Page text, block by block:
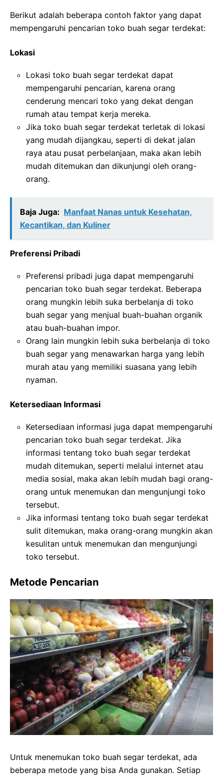
Berikut adalah beberapa contoh faktor yang dapat
mempengaruhi pencarian toko buah segar terdekat:
Lokasi
Lokasi toko buah segar terdekat dapat
mempengaruhi pencarian, karena orang
cenderung mencari toko yang dekat dengan
rumah atau tempat kerja mereka.
Jika toko buah segar terdekat terletak di lokasi
yang mudah dijangkau, seperti di dekat jalan
raya atau pusat perbelanjaan, maka akan lebih
mudah ditemukan dan dikunjungi oleh orang-
orang.
Baja Juga: Manfaat Nanas untuk Kesehatan,
Kecantikan, dan Kuliner
Preferensi Pribadi
Preferensi pribadi juga dapat mempengaruhi
pencarian toko buah segar terdekat. Beberapa
orang mungkin lebih suka berbelanja di toko
buah segar yang menjual buah-buahan organik
atau buah-buahan impor.
Orang lain mungkin lebih suka berbelanja di toko
buah segar yang menawarkan harga yang lebih
murah atau yang memiliki suasana yang lebih
nyaman.
Ketersediaan Informasi
Ketersediaan informasi juga dapat mempengaruhi
pencarian toko buah segar terdekat. Jika
informasi tentang toko buah segar terdekat
mudah ditemukan, seperti melalui internet atau
media sosial, maka akan lebih mudah bagi orang-
orang untuk menemukan dan mengunjungi toko
tersebut.
Jika informasi tentang toko buah segar terdekat
sulit ditemukan, maka orang-orang mungkin akan
kesulitan untuk menemukan dan mengunjungi
toko tersebut.
Metode Pencarian
Untuk menemukan toko buah segar terdekat, ada
beberapa metode yang bisa Anda gunakan. Setiap